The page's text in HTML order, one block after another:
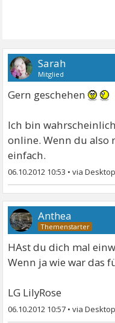
Sarah
Mitglied
Gern geschehen
Ich bin
online. Wenn du also
einfach.
06.10.2012 10:53 •
Anthea
HAst du dich mal
Wenn ja wie war das
LG LilyRose
06.10.2012 10:57 •